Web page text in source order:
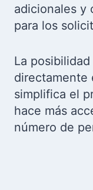
adicionales y
para los
La
directamente
simplifica el
hace más
número de